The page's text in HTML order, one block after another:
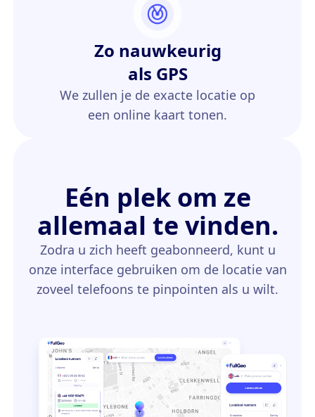
Zo nauwkeurig
als GPS
We zullen je de exacte locatie op
een online kaart tonen.
Eén plek om ze
allemaal te vinden.
Zodra u zich heeft geabonneerd, kunt u
onze interface gebruiken om de locatie van
zoveel telefoons te pinpointen als u wilt.